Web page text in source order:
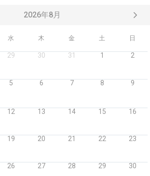
2026年8月
水 木 金 土 日
29 30 31 1 2
5 6 7 8 9
12 13 14 15 16
19 20 21 22 23
26 27 28 29 30